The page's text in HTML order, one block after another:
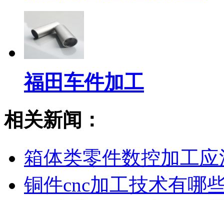
福田车件加工
相关新闻：
箱体类零件数控加工
铜件cnc加工技术有哪